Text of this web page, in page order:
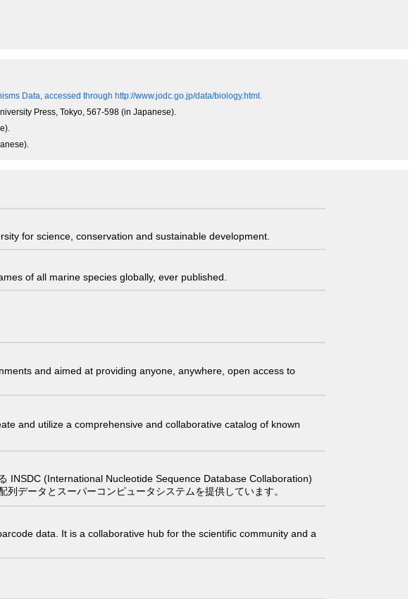
Data, accessed through http://www.jodc.go.jp/data/biology.html.
Press, Tokyo, 567-598 (in Japanese).
for science, conservation and sustainable development.
of all marine species globally, ever published.
and aimed at providing anyone, anywhere, open access to
and utilize a comprehensive and collaborative catalog of known
INSDC (International Nucleotide Sequence Database Collaboration)
データとスーパーコンピュータシステムを提供しています。
data. It is a collaborative hub for the scientific community and a